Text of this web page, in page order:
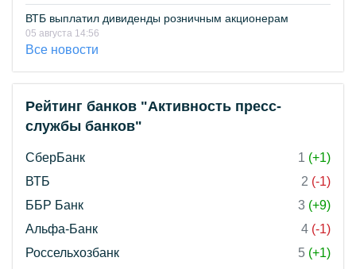
ВТБ выплатил дивиденды розничным акционерам
05 августа 14:56
Все новости
Рейтинг банков "Активность пресс-
службы банков"
СберБанк 1 (+1)
ВТБ
2 (-1)
ББР Банк
3 (+9)
Альфа-Банк
4 (-1)
Россельхозбанк
5 (+1)